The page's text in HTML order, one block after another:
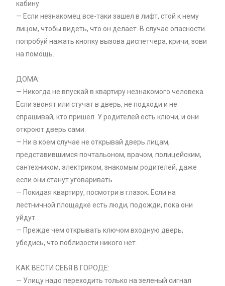
кабину.
— Если незнакомец все-таки зашел в лифт, стой к нему
лицом, чтобы видеть, что он делает. В случае опасности
попробуй нажать кнопку вызова диспетчера, кричи, зови
на помощь.
ДОМА:
— Никогда не впускай в квартиру незнакомого человека.
Если звонят или стучат в дверь, не подходи и не
спрашивай, кто пришел. У родителей есть ключи, и они
откроют дверь сами.
— Ни в коем случае не открывай дверь лицам,
представившимся почтальоном, врачом, полицейским,
сантехником, электриком, знакомым родителей, даже
если они станут уговаривать.
— Покидая квартиру, посмотри в глазок. Если на
лестничной площадке есть люди, подожди, пока они
уйдут.
— Прежде чем открывать ключом входную дверь,
убедись, что поблизости никого нет.
КАК ВЕСТИ СЕБЯ В ГОРОДЕ:
— Улицу надо переходить только на зеленый сигнал